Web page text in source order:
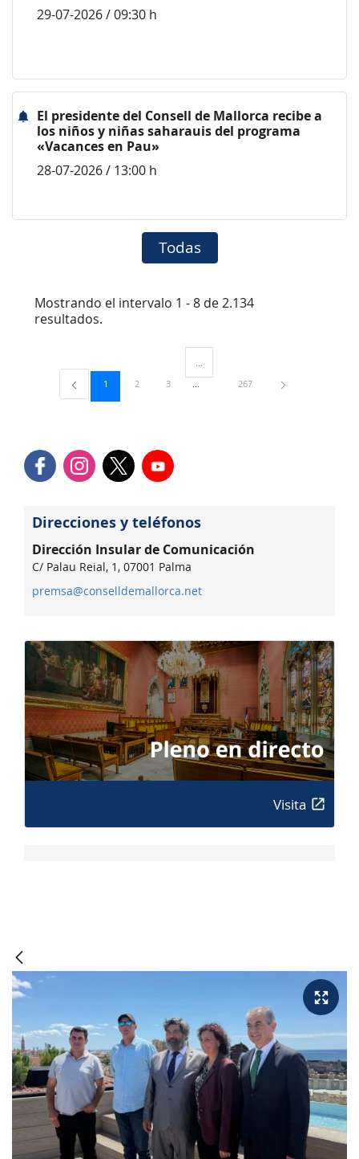
29-07-2026 / 09:30 h
El presidente del Consell de Mallorca recibe a
los niños y niñas saharauis del programa
«Vacances en Pau»
28-07-2026 / 13:00 h
Todas
Mostrando el intervalo 1 - 8 de 2.134
resultados.
Página
1 Página
2 Página
3
Páginas intermedias Use TAB para
Página
267
Direcciones y teléfonos
Dirección Insular de Comunicación
C/ Palau Reial, 1, 07001 Palma
premsa@conselldemallorca.net
Visita